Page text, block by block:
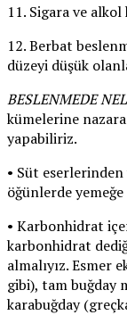
11. Sigara ve
12. Berbat
düzeyi düşük
BESLENMEDE
kümelerine
yapabiliriz.
• Süt
öğünlerde
• Karbonhidrat
karbonhidrat
almalıyız. Esmer
gibi), tam buğday
karabuğday